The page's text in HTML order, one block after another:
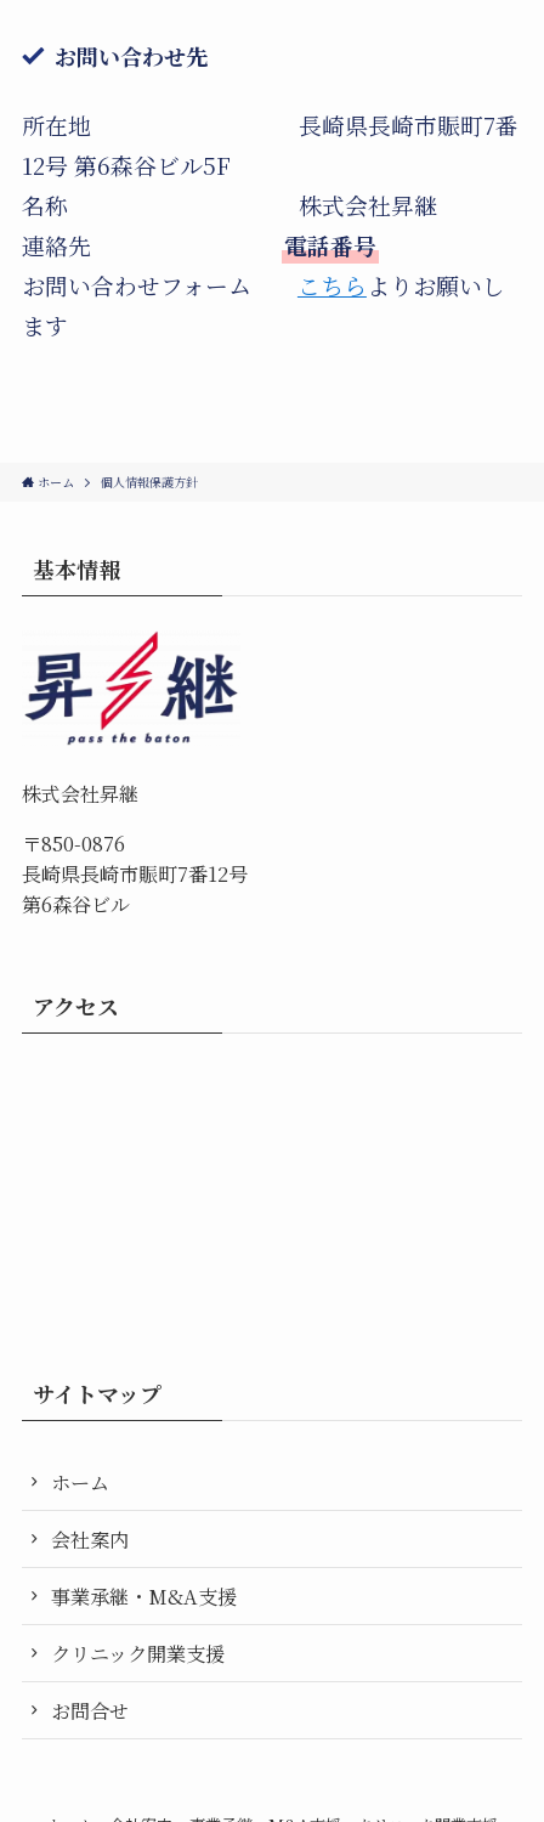
お問い合わせ先
所在地 長崎県長崎市賑町7番
12号 第6森谷ビル5F
名称 株式会社昇継
連絡先 電話番号
お問い合わせフォーム
こちら よりお願いし
ます
ホーム 個人情報保護方針
基本情報
株式会社昇継
〒850-0876
長崎県長崎市賑町7番12号
第6森谷ビル
アクセス
サイトマップ
ホーム
会社案内
事業承継・M&A支援
クリニック開業支援
お問合せ